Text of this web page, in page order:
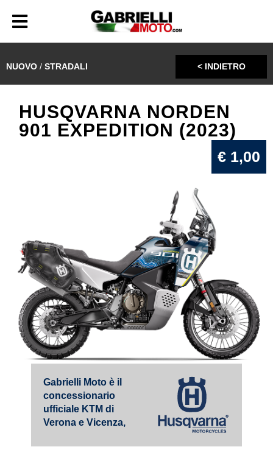
NUOVO / STRADALI < INDIETRO
HUSQVARNA NORDEN
901 EXPEDITION (2023)
€ 1,00
Gabrielli Moto è il
concessionario
ufficiale KTM di
Verona e Vicenza,